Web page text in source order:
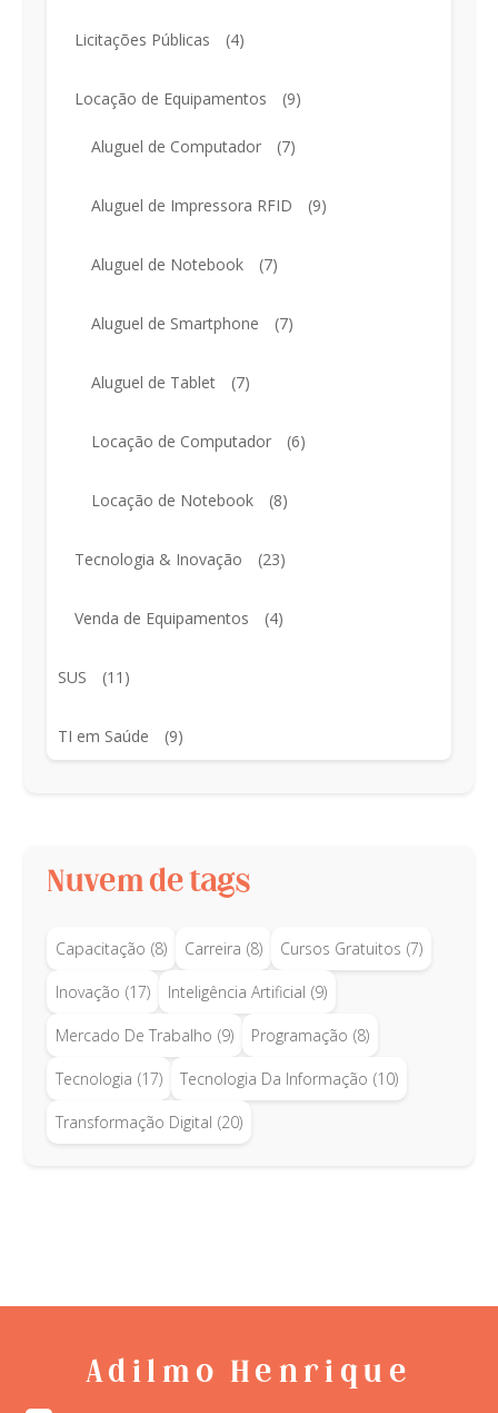
Licitações Públicas (4)
Locação de Equipamentos (9)
Aluguel de Computador (7)
Aluguel de Impressora RFID (9)
Aluguel de Notebook (7)
Aluguel de Smartphone (7)
Aluguel de Tablet (7)
Locação de Computador (6)
Locação de Notebook (8)
Tecnologia & Inovação (23)
Venda de Equipamentos (4)
SUS (11)
TI em Saúde (9)
Nuvem de tags
Capacitação (8) Carreira (8) Cursos Gratuitos (7)
Inovação (17) Inteligência Artificial (9)
Mercado De Trabalho (9) Programação (8)
Tecnologia (17) Tecnologia Da Informação (10)
Transformação Digital (20)
Adilmo Henrique